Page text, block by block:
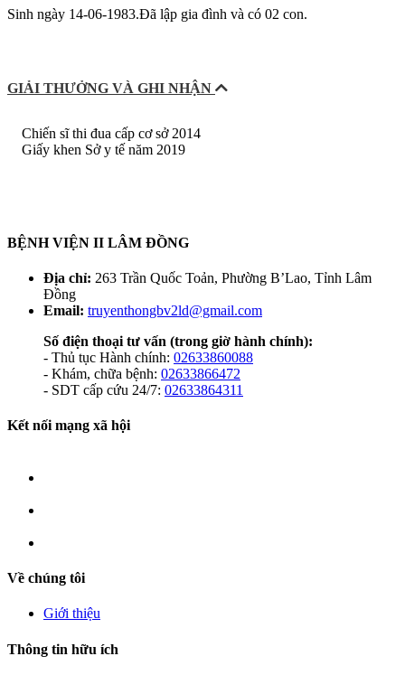
Sinh ngày 14-06-1983.Đã lập gia đình và có 02 con.
GIẢI THƯỞNG VÀ GHI NHẬN
Chiến sĩ thi đua cấp cơ sở 2014
Giấy khen Sở y tế năm 2019
BỆNH VIỆN II LÂM ĐỒNG
Địa chỉ: 263 Trần Quốc Toản, Phường B’Lao, Tỉnh Lâm
Đồng
Email: truyenthongbv2ld@gmail.com
Số điện thoại tư vấn (trong giờ hành chính):
- Thủ tục Hành chính: 02633860088
- Khám, chữa bệnh: 02633866472
- SDT cấp cứu 24/7: 02633864311
Kết nối mạng xã hội
Về chúng tôi
Giới thiệu
Thông tin hữu ích